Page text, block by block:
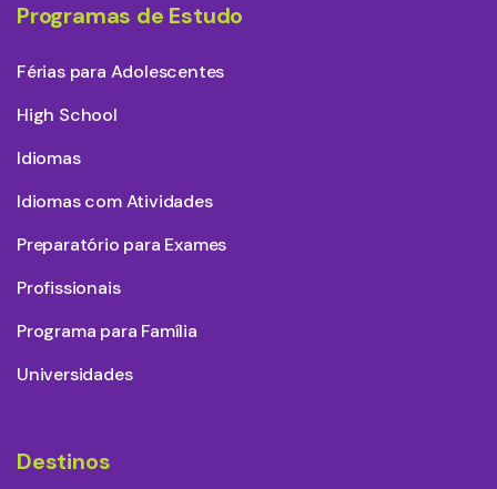
Programas de Estudo
Férias para Adolescentes
High School
Idiomas
Idiomas com Atividades
Preparatório para Exames
Profissionais
Programa para Família
Universidades
Destinos